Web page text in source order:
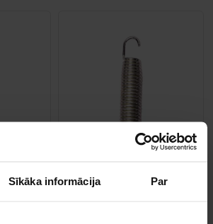
Sīkāka informācija Par